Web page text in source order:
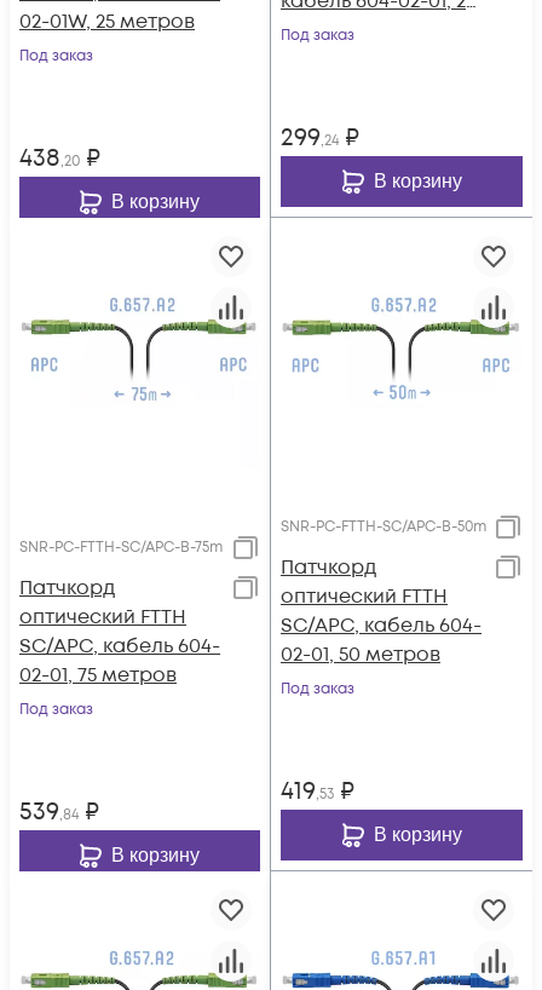
02-01W, 25 метров
Под заказ
438,20 ₽
В корзину
метров
Под заказ
299,24 ₽
В корзину
SNR-PC-FTTH-SC/APC-B-75m
Патчкорд
оптический FTTH
SC/APC, кабель 604-
02-01, 75 метров
Под заказ
539,84 ₽
В корзину
SNR-PC-FTTH-SC/APC-B-50m
Патчкорд
оптический FTTH
SC/APC, кабель 604-
02-01, 50 метров
Под заказ
419,53 ₽
В корзину